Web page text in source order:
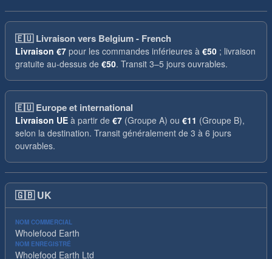
🇪🇺Livraison vers Belgium - French
Livraison €7 pour les commandes inférieures à €50 ; livraison
gratuite au-dessus de €50. Transit 3–5 jours ouvrables.
🇪🇺Europe et international
Livraison UE à partir de €7 (Groupe A) ou €11 (Groupe B),
selon la destination. Transit généralement de 3 à 6 jours
ouvrables.
🇬🇧 UK
NOM COMMERCIAL
Wholefood Earth
NOM ENREGISTRÉ
Wholefood Earth Ltd